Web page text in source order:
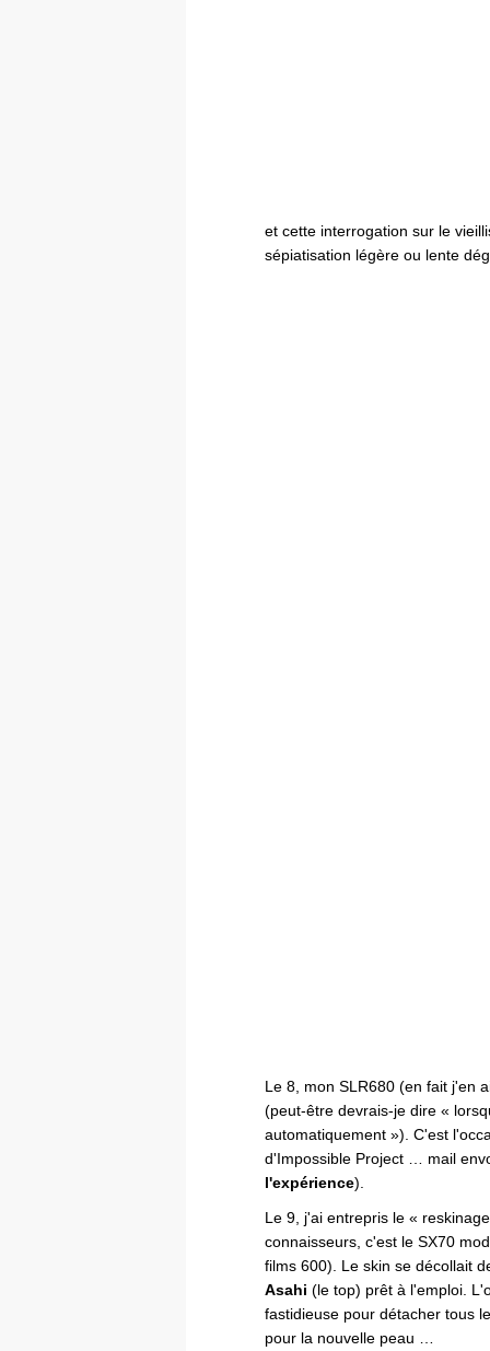
et cette interrogation sur le
sépiatisation légère ou lente
Le 8, mon SLR680 (en fait j'en
(peut-être devrais-je dire «
automatiquement »). C'est
d'Impossible Project … mail
l'expérience).
Le 9, j'ai entrepris le «
connaisseurs, c'est le SX70
films 600). Le skin se décollait
Asahi (le top) prêt à l'emploi.
fastidieuse pour détacher tous
pour la nouvelle peau …